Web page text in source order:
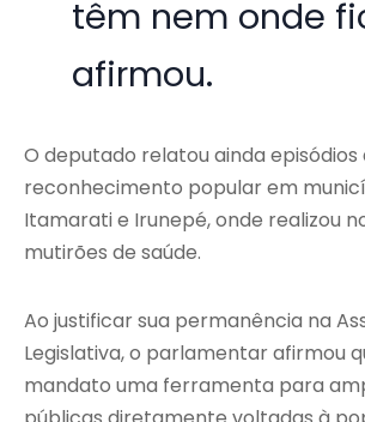
têm nem onde
afirmou.
O deputado relatou ainda episódios
reconhecimento popular em
Itamarati e Irunepé, onde realizou
mutirões de saúde.
Ao justificar sua permanência na
Legislativa, o parlamentar afirmou
mandato uma ferramenta para